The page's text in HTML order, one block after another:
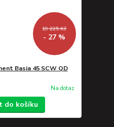
19 225 Kč
- 27 %
Basia 45 SCW QD
Na dotaz
do košíku